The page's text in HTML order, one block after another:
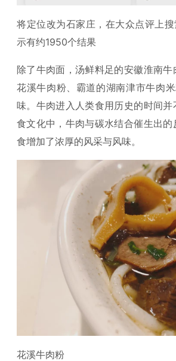
将定位改为石家庄，在大众点评上搜
示有约1950个结果
除了牛肉面，汤鲜料足的安徽淮南牛
花溪牛肉粉、霸道的湖南津市牛肉
味。牛肉进入人类食用历史的时间并
食文化中，牛肉与碳水结合催生出的
食增加了浓厚的风采与风味。
花溪牛肉粉